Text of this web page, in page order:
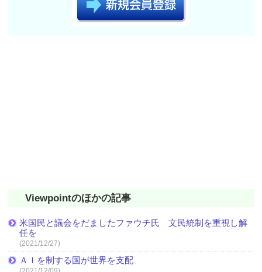
Viewpointのほかの記事
米国民と議会をだましたファウチ氏 文民統制を重視し解
任を
(2021/12/27)
ＡＩを制する国が世界を支配